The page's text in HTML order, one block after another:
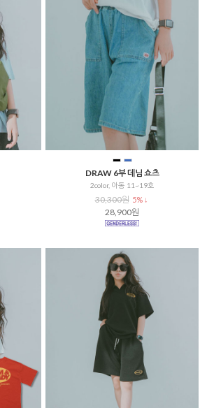
DRAW 6부 데님 쇼츠
2color, 아동 11~19호
30,300원 5% ↓
28,900원